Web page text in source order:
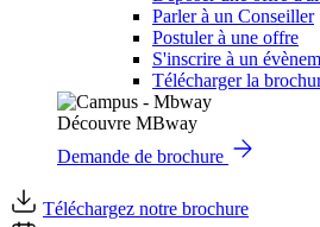
Parler à un Conseiller
Postuler à une offre
S'inscrire à un
Télécharger la
Découvre MBway
Demande de brochure
Téléchargez notre brochure